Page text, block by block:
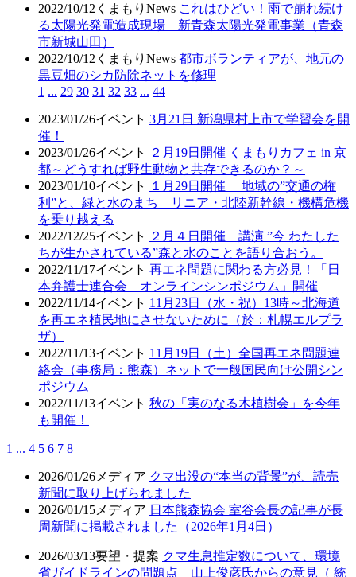
2022/10/12 くまもりNews これはひどい！雨で崩れ続け
る太陽光発電造成現場 新青森太陽光発電事業（青森
市新城山田）
2022/10/12 くまもりNews 都市ボランティアが、地元の
黒豆畑のシカ防除ネットを修理
1 ... 29 30 31 32 33 ... 44
2023/01/26イベント 3月21日 新潟県村上市で学習会を開
催！
2023/01/26イベント
２月19日開催 くまもりカフェ in 京
都～どうすれば野生動物と共存できるのか？～
2023/01/10イベント
１月29日開催 地域の”交通の権
利”と、緑と水のまち リニア・北陸新幹線・機構危機
を乗り越える
2022/12/25イベント
２月４日開催 講演 ”今 わたした
ちが生かされている”森と水のことを語り合おう。
2022/11/17イベント 再エネ問題に関わる方必見！「日
本弁護士連合会 オンラインシンポジウム」開催
2022/11/14イベント 11月23日（水・祝）13時～北海道
を再エネ植民地にさせないために（於：札幌エルプラ
ザ）
2022/11/13イベント 11月19日（土）全国再エネ問題連
絡会（事務局：熊森）ネットで一般国民向け公開シン
ポジウム
2022/11/13イベント 秋の「実のなる木植樹会」を今年
も開催！
1 ... 4 5 6 7 8
2026/01/26 メディア クマ出没の“本当の背景”が、読売
新聞に取り上げられました
2026/01/15 メディア 日本熊森協会 室谷会長の記事が長
周新聞に掲載されました（2026年1月4日）
2026/03/13要望・提案 クマ生息推定数について、環境
省ガイドラインの問題点 山上俊彦氏からの意見（ 統